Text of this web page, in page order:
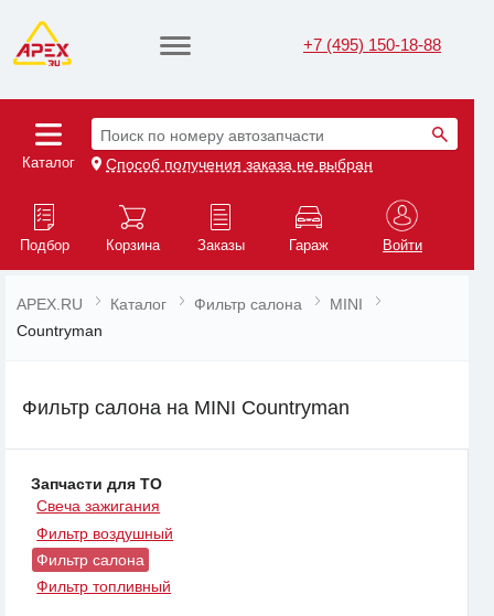
+7 (495) 150-18-88
Каталог
Поиск по номеру автозапчасти
Способ получения заказа не выбран
Подбор Корзина Заказы Гараж Войти
APEX.RU Каталог Фильтр салона
MINI
Countryman
Фильтр салона на MINI Countryman
Запчасти для ТО
Свеча зажигания
Фильтр воздушный
Фильтр салона
Фильтр топливный